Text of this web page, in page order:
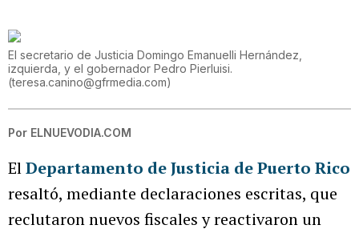
El secretario de Justicia Domingo Emanuelli Hernández,
izquierda, y el gobernador Pedro Pierluisi.
(teresa.canino@gfrmedia.com)
Por ELNUEVODIA.COM
ElDepartamento de Justicia de Puerto Rico
resaltó, mediante declaraciones escritas, que
reclutaron nuevos fiscales y reactivaron un